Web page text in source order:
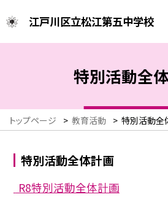
江戸川区立松江第五中学校
特別活動全
トップページ > 教育活動 > 特別活動全
特別活動全体計画
R8特別活動全体計画